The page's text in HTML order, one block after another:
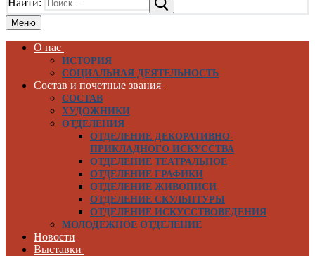
Меню
О нас
ИСТОРИЯ
СОЦИАЛЬНАЯ ДЕЯТЕЛЬНОСТЬ
Состав и почетные звания
СОСТАВ
ХУДОЖНИКИ
ОТДЕЛЕНИЯ
ОТДЕЛЕНИЕ ДЕКОРАТИВНО-
ПРИКЛАДНОГО ИСКУССТВА
ОТДЕЛЕНИЕ ТЕАТРАЛЬНОЕ
ОТДЕЛЕНИЕ ГРАФИКИ
ОТДЕЛЕНИЕ ЖИВОПИСИ
ОТДЕЛЕНИЕ СКУЛЬПТУРЫ
ОТДЕЛЕНИЕ ИСКУССТВОВЕДЕНИЯ
МОЛОДЕЖНОЕ ОТДЕЛЕНИЕ
Новости
Выставки